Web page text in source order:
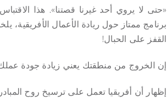
برنامج ممتاز حول ريادة الأعمال
القفز على الحبال!
إن الخروج من منطقتك يعني زيادة جودة
إظهار أن أفريقيا تعمل على ترسيخ روح